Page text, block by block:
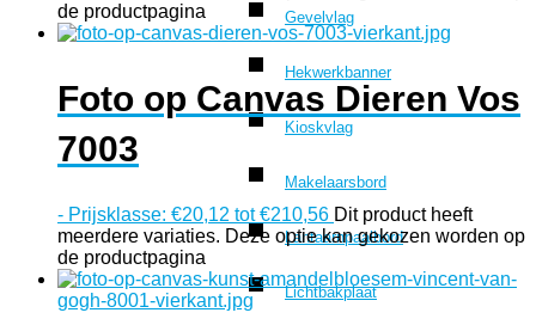
Gevelvlag
Hekwerkbanner
Kioskvlag
Makelaarsbord
Lantaarnpaalbord
Lichtbakplaat
de productpagina
Foto op Canvas Dieren Vos
7003
- Prijsklasse: €20,12 tot €210,56 Dit product heeft
meerdere variaties. Deze optie kan gekozen worden op
de productpagina